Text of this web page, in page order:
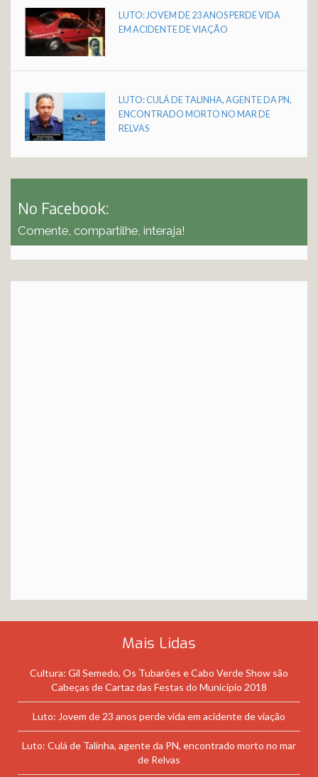
LUTO: JOVEM DE 23 ANOS PERDE VIDA
EM ACIDENTE DE VIAÇÃO
LUTO: CULÁ DE TALINHA, AGENTE DA PN,
ENCONTRADO MORTO NO MAR DE
RELVAS
No Facebook:
Comente, compartilhe, interaja!
Mais Lidas
Cultura: Gil Semedo, Os Tubarões e Cabo Verde Show são
Cabeças de Cartaz das Festas do Município 2018
Luto: Jovem de 23 anos perde vida em acidente de viação
Luto: Culá de Talinha, agente da PN, encontrado morto no mar
de Relvas